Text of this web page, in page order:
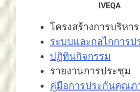
IVEQA
โครงสร้างการบริหาร
ระบบและกลไกการ
ปฏิทินกิจกรรม
รายงานการประชุม
คู่มือการประกันคุณภ